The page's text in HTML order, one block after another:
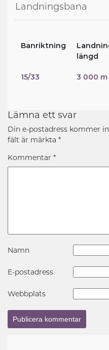
Landningsbana
Banriktning
längd
15/33 3 000
Lämna ett svar
Din e-postadress kommer
fält är märkta *
Kommentar *
Namn
E-postadress
Webbplats